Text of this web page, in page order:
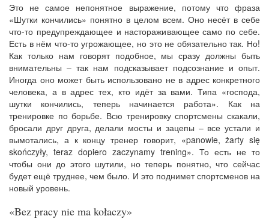
Это не самое непонятное выражение, потому что фраза
«Шутки кончились» понятно в целом всем. Оно несёт в себе
что-то предупреждающее и настораживающее само по себе.
Есть в нём что-то угрожающее, но это не обязательно так. Но!
Как только нам говорят подобное, мы сразу должны быть
внимательны – так нам подсказывает подсознание и опыт.
Иногда оно может быть использовано не в адрес конкретного
человека, а в адрес тех, кто идёт за вами. Типа «господа,
шутки кончились, теперь начинается работа». Как на
тренировке по борьбе. Всю тренировку спортсмены скакали,
бросали друг друга, делали мосты и зацепы – все устали и
вымотались, а к концу тренер говорит, «panowie, żarty się
skończyły, teraz dopiero zaczynamy trening». То есть не то
чтобы они до этого шутили, но теперь понятно, что сейчас
будет ещё труднее, чем было. И это поднимет спортсменов на
новый уровень.
«Bez pracy nie ma kołaczy»